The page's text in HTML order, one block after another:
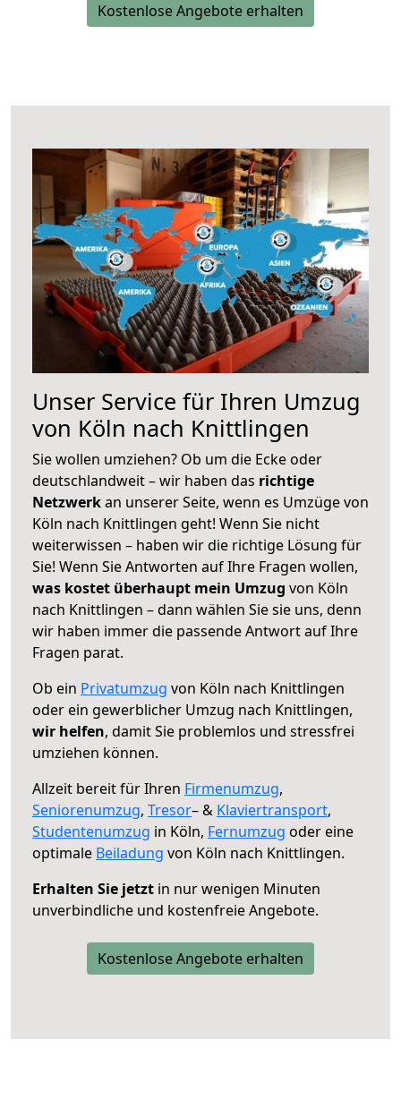
Kostenlose Angebote erhalten
Unser Service für Ihren Umzug
von Köln nach Knittlingen
Sie wollen umziehen? Ob um die Ecke oder
deutschlandweit – wir haben das richtige
Netzwerkan unserer Seite, wenn es Umzüge von
Köln nach Knittlingen geht! Wenn Sie nicht
weiterwissen – haben wir die richtige Lösung für
Sie! Wenn Sie Antworten auf Ihre Fragen wollen,
was kostet überhaupt mein Umzug von Köln
nach Knittlingen – dann wählen Sie sie uns, denn
wir haben immer die passende Antwort auf Ihre
Fragen parat.
Ob ein Privatumzug von Köln nach Knittlingen
oder ein gewerblicher Umzug nach Knittlingen,
wir helfen, damit Sie problemlos und stressfrei
umziehen können.
Allzeit bereit für Ihren Firmenumzug,
Seniorenumzug, Tresor– & Klaviertransport,
Studentenumzug in Köln, Fernumzug oder eine
optimale Beiladung von Köln nach Knittlingen.
Erhalten Sie jetzt in nur wenigen Minuten
unverbindliche und kostenfreie Angebote.
Kostenlose Angebote erhalten